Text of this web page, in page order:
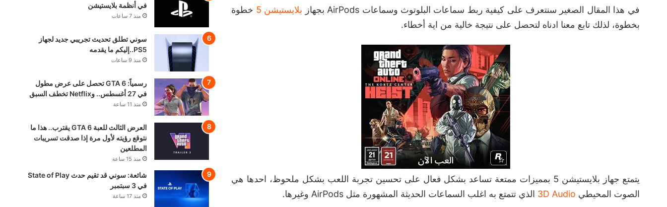
في هذا المقال الصغير سنتعرف على كيفية ربط سماعات البلوتوث وسماعات AirPods بجهاز بلايستيشن 5
خطوة
بخطوة، لذلك تابع معنا ادناه لتحصل على نتيجة خالية من اية أخطاء.
يتمتع جهاز بلايستيشن 5 بمميزات ممتعة تساعد بشكل فعال على تحسين تجربة اللعب بشكل ملحوظ، احدها هي
الصوت المحيطي 3D Audio الذي تتمتع به اغلب السماعات الحديثة المشهورة مثل AirPods وغيرها.
في أنظمة بلايستيشن
منذ 7 ساعات
سوني تطلق تحديث تجريبي جديد لجهاز
PS5..إليكم ما يقدمه
منذ 9 ساعات
رسمياً: GTA 6 تحصل على عرض مطول
في 27 أغسطس.. وNetflix تخطف السبق
منذ 11 ساعة
العرض الثالث للعبة GTA 6 يقترب.. هذا ما
نتوقع رؤيته لأول مرة إذا صدقت تسريبات
المطلعين
منذ 15 ساعة
شائعة: سوني قد تقيم حدث State of Play
في 3 سبتمبر
منذ 17 ساعة